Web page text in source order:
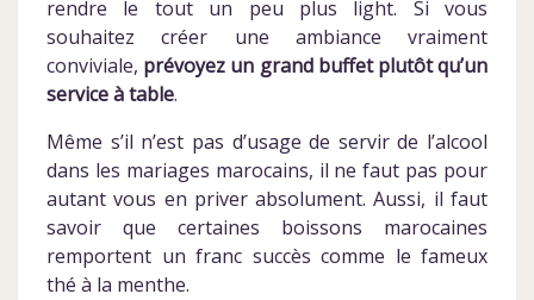
rendre le tout un peu plus light. Si vous
souhaitez créer une ambiance vraiment
conviviale, prévoyez un grand buffet plutôt qu’un
service à table.
Même s’il n’est pas d’usage de servir de l’alcool
dans les mariages marocains, il ne faut pas pour
autant vous en priver absolument. Aussi, il faut
savoir que certaines boissons marocaines
remportent un franc succès comme le fameux
thé à la menthe.